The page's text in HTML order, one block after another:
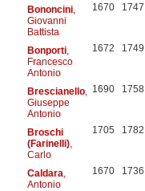
Bononcini,
Giovanni
Battista
1670 1747
Bonporti,
Francesco
Antonio
1672 1749
Brescianello,
Giuseppe
Antonio
1690 1758
Broschi
(Farinelli),
Carlo
1705 1782
Caldara
Antonio
1670 1736